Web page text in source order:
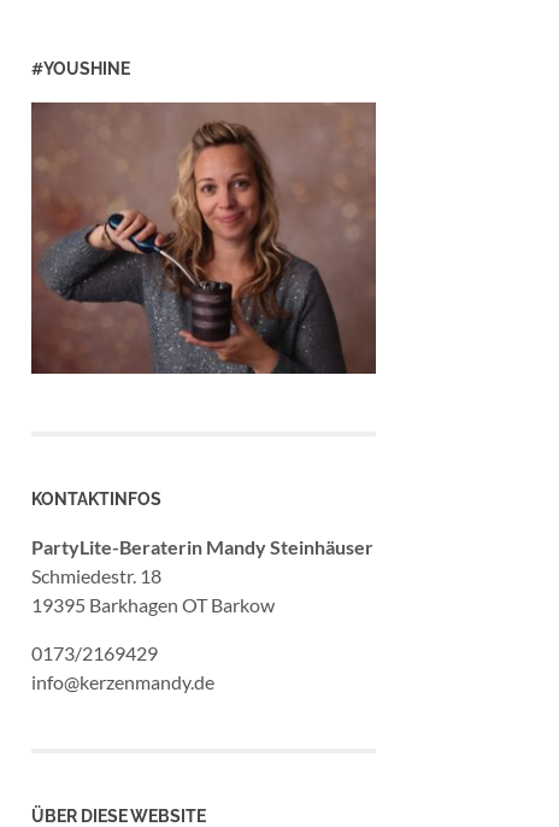
#YOUSHINE
KONTAKTINFOS
PartyLite-Beraterin Mandy Steinhäuser
Schmiedestr. 18
19395 Barkhagen OT Barkow
0173/2169429
info@kerzenmandy.de
ÜBER DIESE WEBSITE